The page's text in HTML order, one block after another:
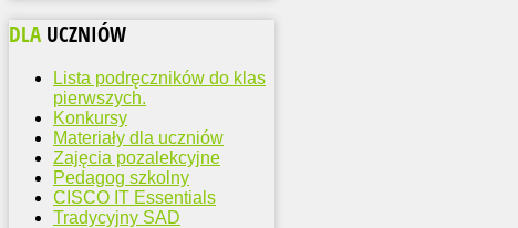
DLA UCZNIÓW
Lista podręczników do klas
pierwszych.
Konkursy
Materiały dla uczniów
Zajęcia pozalekcyjne
Pedagog szkolny
CISCO IT Essentials
Tradycyjny SAD